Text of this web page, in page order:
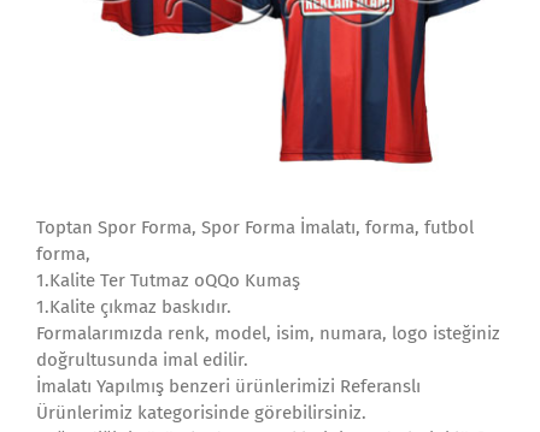
Toptan Spor Forma, Spor Forma İmalatı, forma, futbol
forma,
1.Kalite Ter Tutmaz oQQo Kumaş
1.Kalite çıkmaz baskıdır.
Formalarımızda renk, model, isim, numara, logo isteğiniz
doğrultusunda imal edilir.
İmalatı Yapılmış benzeri ürünlerimizi Referanslı
Ürünlerimiz kategorisinde görebilirsiniz.